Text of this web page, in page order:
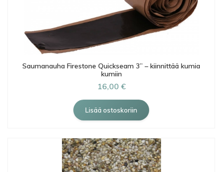
Saumanauha Firestone Quickseam 3” – kiinnittää kumia
kumiin
16,00 €